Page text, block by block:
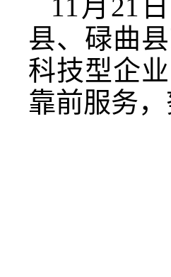
11月21
县、碌曲
科技型企
靠前服务